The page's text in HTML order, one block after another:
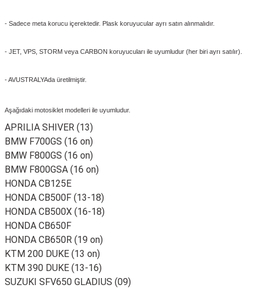
- Sadece meta korucu içerektedir. Plask koruyucular ayrı satın alınmalıdır.
- JET, VPS, STORM veya CARBON koruyucuları ile uyumludur (her biri ayrı satılır).
- AVUSTRALYAda üretilmiştir.
Aşağıdaki motosiklet modelleri ile uyumludur.
APRILIA SHIVER (13)
BMW F700GS (16 on)
BMW F800GS (16 on)
BMW F800GSA (16 on)
HONDA CB125E
HONDA CB500F (13-18)
HONDA CB500X (16-18)
HONDA CB650F
HONDA CB650R (19 on)
KTM 200 DUKE (13 on)
KTM 390 DUKE (13-16)
SUZUKI SFV650 GLADIUS (09)